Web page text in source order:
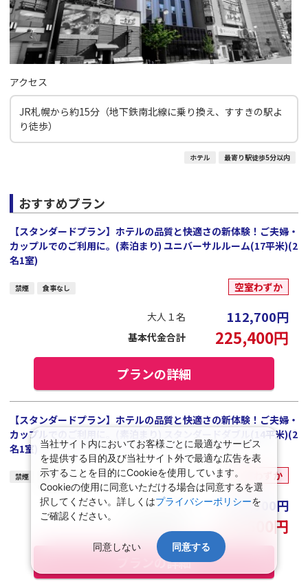
アクセス
JR札幌から約15分（地下鉄南北線に乗り換え、すすきの駅よ
り徒歩）
ホテル 最寄り駅徒歩5分以内
おすすめプラン
【スタンダードプラン】ホテルの品質と快適さの新体験！ご夫婦・
カップルでのご利用に。(素泊まり) ユニバーサルルーム(17平米)(2
名1室)
禁煙 食事なし 空室わずか
大人１名 112,700円
基本代金合計 225,400円
プランの詳細
【スタンダードプラン】ホテルの品質と快適さの新体験！ご夫婦・
カップルでのご利用に。(素泊まり) スタンダードダブル(14平米)(2
名1室)
禁煙 食事なし 空室わずか
大人１名 111,300 円
円
プランの詳細
当社サイト内においてお客様ごとに最適なサービス
を提供する目的及び当社サイト外で最適な広告を表
示することを目的にCookieを使用しています。
Cookieの使用に同意いただける場合は同意するを選
択してください。詳しくはプライバシーポリシーを
ご確認ください。
同意しない 同意する